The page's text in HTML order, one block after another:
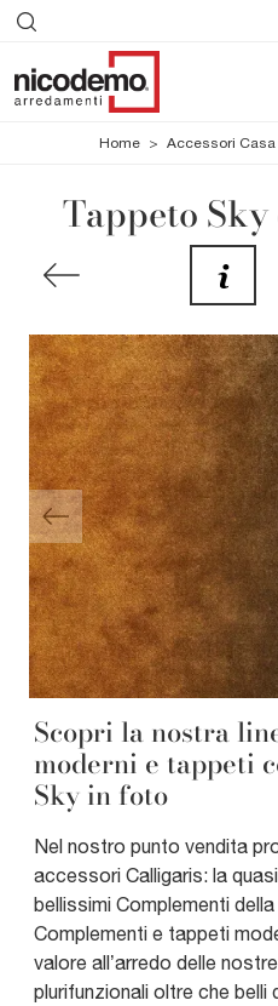
Home > Accessori Casa
Tappeto
Scopri la nostra
moderni e tappeti
Sky in foto
Nel nostro punto vendita
accessori Calligaris: la
bellissimi Complementi
Complementi e tappeti
valore all’arredo delle
plurifunzionali oltre che belli